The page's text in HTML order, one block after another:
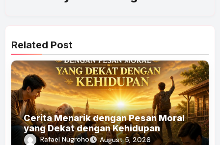
Related Post
Cerita Menarik dengan Pesan Moral
yang Dekat dengan Kehidupan
Rafael Nugroho August 5, 2026